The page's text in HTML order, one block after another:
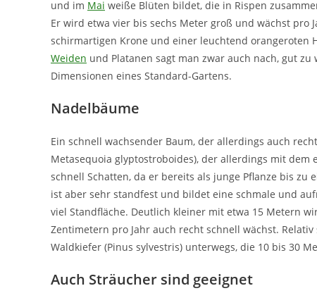
und im Mai weiße Blüten bildet, die in Rispen
Er wird etwa vier bis sechs Meter groß und wächst
schirmartigen Krone und einer leuchtend orangeroten
Weiden und Platanen sagt man zwar auch nach, gut zu
Dimensionen eines Standard-Gartens.
Nadelbäume
Ein schnell wachsender Baum, der allerdings auch
Metasequoia glyptostroboides), der allerdings mit dem
schnell Schatten, da er bereits als junge Pflanze bis zu
ist aber sehr standfest und bildet eine schmale und
viel Standfläche. Deutlich kleiner mit etwa 15 Metern
Zentimetern pro Jahr auch recht schnell wächst.
Waldkiefer (Pinus sylvestris) unterwegs, die 10 bis 30
Auch Sträucher sind geeignet